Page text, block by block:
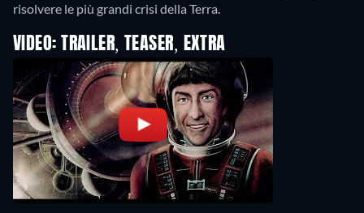
risolvere le più grandi crisi della Terra.
VIDEO: TRAILER, TEASER, EXTRA